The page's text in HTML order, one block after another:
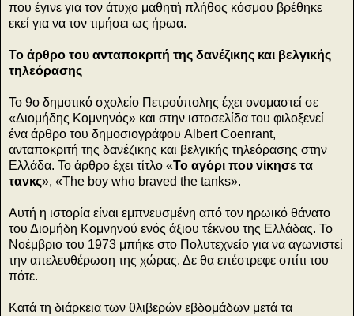
που έγινε για τον άτυχο μαθητή πλήθος κόσμου βρέθηκε
εκεί για να τον τιμήσει ως ήρωα.
Το άρθρο του ανταποκριτή της δανέζικης και βελγικής
τηλεόρασης
Το 9ο δημοτικό σχολείο Πετρούπολης έχει ονομαστεί σε
«Διομήδης Κομνηνός» και στην ιστοσελίδα του φιλοξενεί
ένα άρθρο του δημοσιογράφου Albert Coenrant,
ανταποκριτή της δανέζικης και βελγικής τηλεόρασης στην
Ελλάδα. Το άρθρο έχει τίτλο «Το αγόρι που νίκησε τα
τανκς», «The boy who braved the tanks».
Αυτή η ιστορία είναι εμπνευσμένη από τον ηρωικό θάνατο
του Διομήδη Κομνηνού ενός άξιου τέκνου της Ελλάδας. Το
Νοέμβριο του 1973 μπήκε στο Πολυτεχνείο για να αγωνιστεί
την απελευθέρωση της χώρας. Δε θα επέστρεφε σπίτι του
πότε.
Κατά τη διάρκεια των θλιβερών εβδομάδων μετά τα